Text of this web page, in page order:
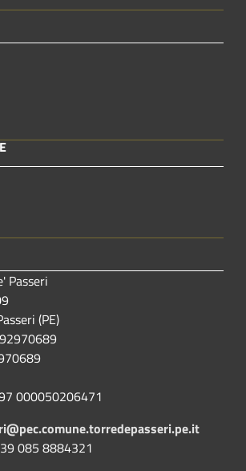
Passeri
(PE)
000050206471
085 8884321